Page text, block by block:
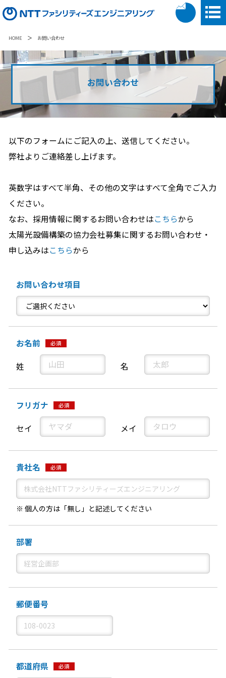
HOME ＞ お問い合わせ
お問い合わせ
以下のフォームにご記入の上、送信してください。
弊社よりご連絡差し上げます。
英数字はすべて半角、その他の文字はすべて全角でご入力
ください。
なお、採用情報に関するお問い合わせはこちらから
太陽光設備構築の協力会社募集に関するお問い合わせ・
申し込みはこちらから
お問い合わせ項目
お名前 必須
姓 名
フリガナ 必須
セイ メイ
貴社名 必須
※ 個人の方は「無し」と記述してください
部署
郵便番号
都道府県 必須